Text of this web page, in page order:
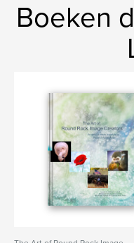
Boeken